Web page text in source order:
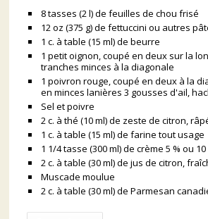
8 tasses (2 l) de feuilles de chou frisé
12 oz (375 g) de fettuccini ou autres
1 c. à table (15 ml) de beurre
1 petit oignon, coupé en deux sur la
tranches minces à la diagonale
1 poivron rouge, coupé en deux à la
en minces lanières 3 gousses d'ail,
Sel et poivre
2 c. à thé (10 ml) de zeste de citron,
1 c. à table (15 ml) de farine tout usage
1 1/4 tasse (300 ml) de crème 5 % ou 10
2 c. à table (30 ml) de jus de citron,
Muscade moulue
2 c. à table (30 ml) de Parmesan